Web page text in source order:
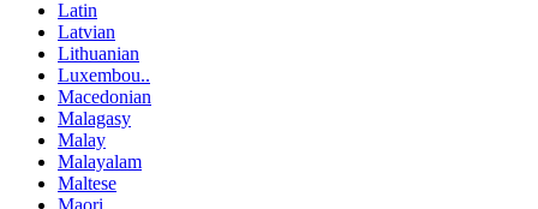
Latin
Latvian
Lithuanian
Luxembou..
Macedonian
Malagasy
Malay
Malayalam
Maltese